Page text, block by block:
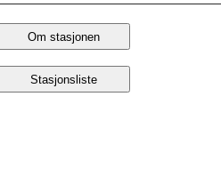
Om stasjonen
Stasjonsliste